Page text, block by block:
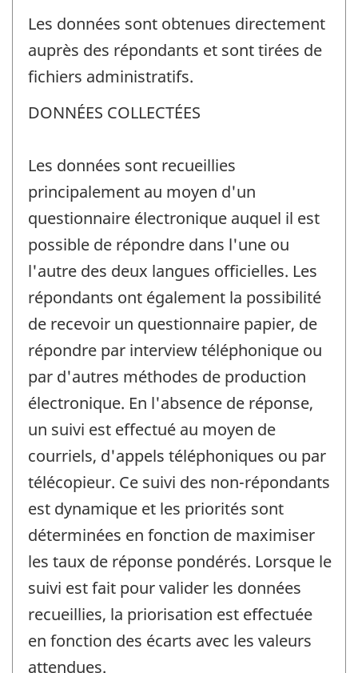
Les données sont obtenues directement
auprès des répondants et sont tirées de
fichiers administratifs.
DONNÉES COLLECTÉES
Les données sont recueillies
principalement au moyen d'un
questionnaire électronique auquel il est
possible de répondre dans l'une ou
l'autre des deux langues officielles. Les
répondants ont également la possibilité
de recevoir un questionnaire papier, de
répondre par interview téléphonique ou
par d'autres méthodes de production
électronique. En l'absence de réponse,
un suivi est effectué au moyen de
courriels, d'appels téléphoniques ou par
télécopieur. Ce suivi des non-répondants
est dynamique et les priorités sont
déterminées en fonction de maximiser
les taux de réponse pondérés. Lorsque le
suivi est fait pour valider les données
recueillies, la priorisation est effectuée
en fonction des écarts avec les valeurs
attendues.